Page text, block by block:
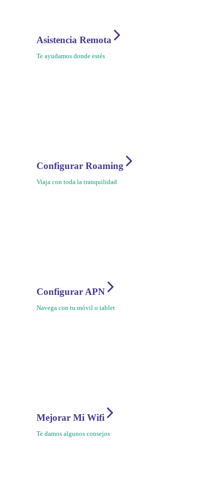
Asistencia Remota
Te ayudamos donde estés
Configurar Roaming
Viaja con toda la tranquilidad
Configurar APN
Navega con tu móvil o tablet
Mejorar Mi Wifi
Te damos algunos consejos